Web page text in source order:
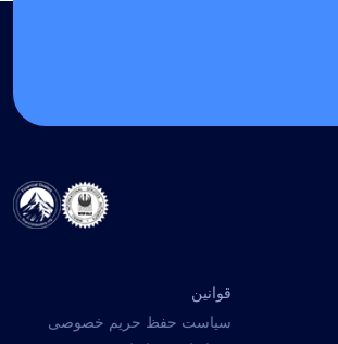
قوانین
سیاست حفظ حریم خصوصی